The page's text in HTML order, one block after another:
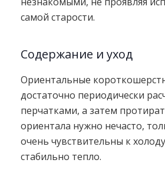
самой старости.
Содержание и уход
Ориентальные
достаточно периодически
перчатками, а затем
ориентала нужно нечасто,
очень чувствительны к
стабильно тепло.